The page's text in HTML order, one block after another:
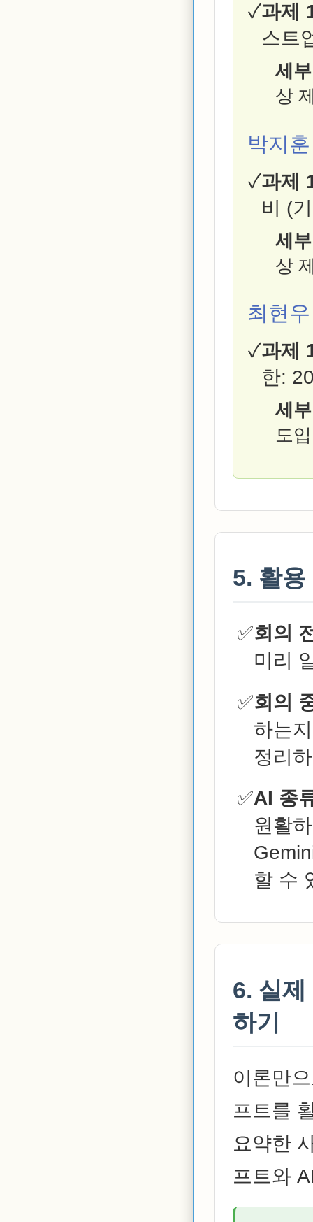
과제
스트
세
상
박지
과제
비 (
세
상
최현
과제
한:
세
도
5. 활용
회의
미리
회의
하는
정리
AI 종
원활
할 수
6. 실
하기
이론만
프트를
요약한
프트와